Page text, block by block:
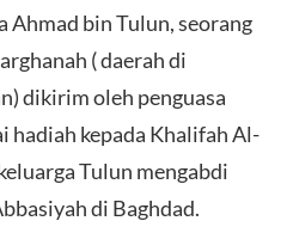
Ahmad bin Tulun, seorang
( daerah di
dikirim oleh penguasa
hadiah kepada Khalifah Al-
Tulun mengabdi
di Baghdad.